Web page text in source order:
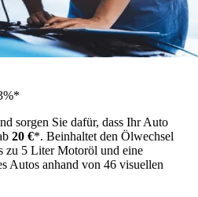
sorgen Sie dafür, dass Ihr Auto
20 €*. Beinhaltet den Ölwechsel
zu 5 Liter Motoröl und eine
Autos anhand von 46 visuellen